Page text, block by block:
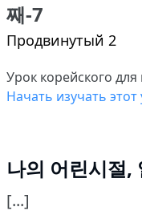
째-7
Продвинутый 2
Урок корейского
Начать изучать
나의 어린시절,
[...]